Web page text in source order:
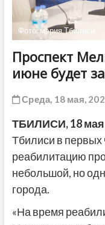
Фото: мэрия Тбилиси
Проспект
июне будет
Среда, 18 мая,
ТБИЛИСИ, 18 мая
Тбилиси в первых
реабилитацию
небольшой, но
города.
«На время